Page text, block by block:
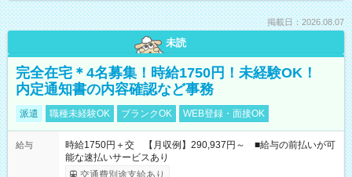
掲載日：2026.08.07
未読
完全在宅＊4名募集！時給1750円！未経験OK！
内定通知書の内容確認など事務
派遣 職種未経験OK ブランクOK WEB登録・面接OK
給与
時給1750円＋交 【月収例】290,937円～ ■給与の前払いが可
能な速払いサービスあり
交通費別途支給あり